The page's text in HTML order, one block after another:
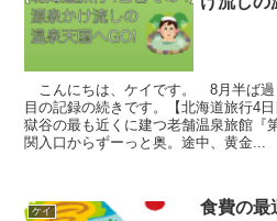
こんにちは、ケイです。 8月半ば過
目の記録の続きです。【北海道旅行4
獄谷の最も近くに建つ老舗温泉旅館『
関入口からずーっと奥。途中、黄金...
ケイ 食費の